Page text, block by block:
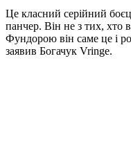
Це класний серійний
панчер. Він не з тих, хто
Фундорою він саме це і
заявив Богачук Vringe.